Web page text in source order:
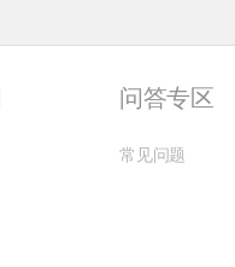
问答专区
常见问题